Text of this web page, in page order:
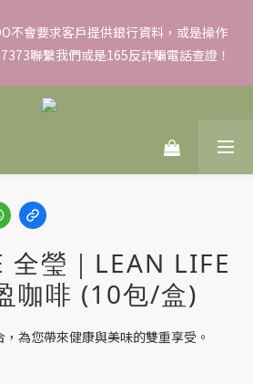
▸彈力保濕面膜/盒 ➋滿１８８８贈▸蒸氣
８贈▸積雪草柔敏舒緩水凝霜EX/瓶
不會要求客戶提供銀行資料，或是操作
聯繫我們或是165反詐騙電話查證！
▸彈力保濕面膜/盒 ➋滿１８８８贈▸蒸氣
８８贈▸積雪草柔敏舒緩水凝霜EX/瓶
全瑩｜LEAN LIFE
咖啡 (10包/盒)
為您帶來健康與美味的雙重享受。